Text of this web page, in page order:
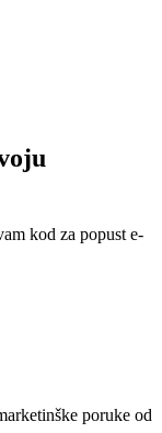
kod za popust e-
poruke od